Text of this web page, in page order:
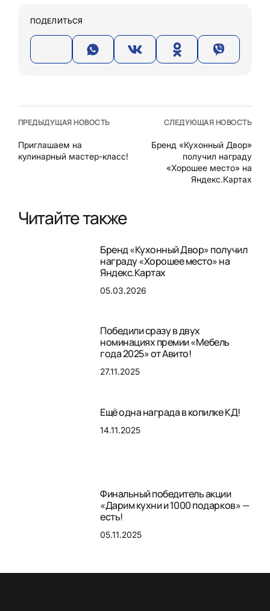
ПОДЕЛИТЬСЯ
ПРЕДЫДУЩАЯ НОВОСТЬ
Приглашаем на
кулинарный мастер-класс!
СЛЕДУЮЩАЯ НОВОСТЬ
Бренд «Кухонный Двор»
получил награду
«Хорошее место» на
Яндекс.Картах
Читайте также
Бренд «Кухонный Двор» получил
награду «Хорошее место» на
Яндекс.Картах
05.03.2026
Победили сразу в двух
номинациях премии «Мебель
года 2025» от Авито!
27.11.2025
Ещё одна награда в копилке КД!
14.11.2025
Финальный победитель акции
«Дарим кухни и 1000 подарков» —
есть!
05.11.2025